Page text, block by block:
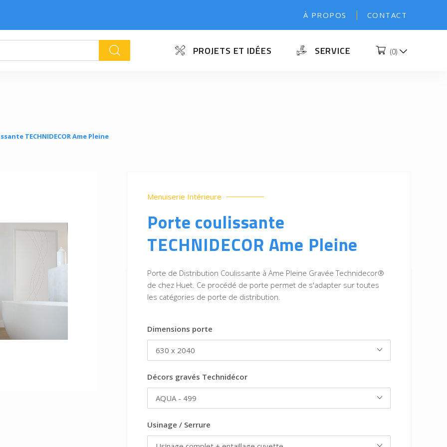
À PROPOS CONTACT
k PROJETS ET IDÉES SERVICE (0)
TECHNIDECOR Ame Pleine
Menuiserie Intérieure
Porte coulissante
TECHNIDECOR Ame Pleine
Porte de Distribution Coulissante à Ame Pleine Gravée Technidecor®
de chez Huet. Ce procédé de porte permet de s'adapter sur toutes
les catégories de porte de distribution.
Dimensions porte
Décors gravés Technidécor
Usinage / Serrure